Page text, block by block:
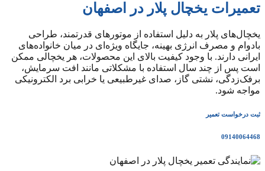
تعمیرات یخچال پلار در اصفهان
یخچال‌های پلار به دلیل استفاده از موتورهای قدرتمند، طراحی
بادوام و مصرف انرژی بهینه، جایگاه ویژه‌ای در میان خانواده‌های
ایرانی دارند. با وجود کیفیت بالای این محصولات، هر یخچالی ممکن
است پس از چند سال استفاده با مشکلاتی مانند افت سرمایش،
برفک‌زدگی، نشتی گاز، صدای غیرطبیعی یا خرابی برد الکترونیکی
مواجه شود.
ثبت درخواست تعمیر
09140064468